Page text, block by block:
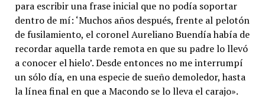
para escribir una frase inicial que no podía soportar
dentro de mí: ‘Muchos años después, frente al pelotón
de fusilamiento, el coronel Aureliano Buendía había de
recordar aquella tarde remota en que su padre lo llevó
a conocer el hielo’. Desde entonces no me interrumpí
un sólo día, en una especie de sueño demoledor, hasta
la línea final en que a Macondo se lo lleva el carajo».